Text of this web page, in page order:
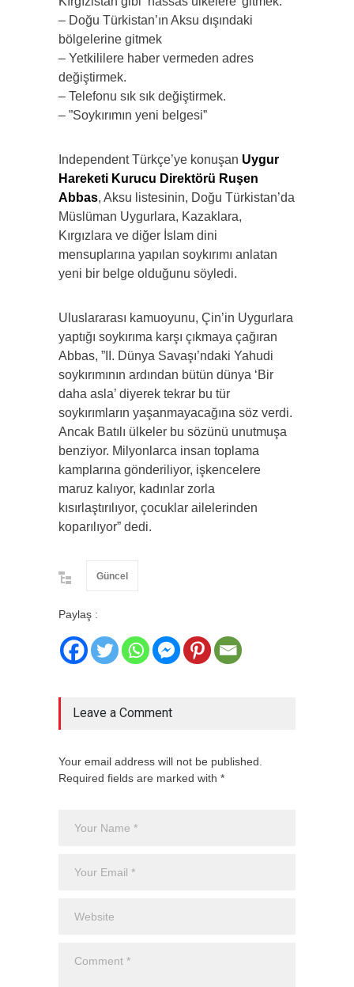
– Doğu Türkistan’ın Aksu dışındaki
bölgelerine gitmek
– Yetkililere haber vermeden adres
değiştirmek.
– Telefonu sık sık değiştirmek.
– ”Soykırımın yeni belgesi”
Independent Türkçe’ye konuşan Uygur
Hareketi Kurucu Direktörü Ruşen
Abbas, Aksu listesinin, Doğu Türkistan’da
Müslüman Uygurlara, Kazaklara,
Kırgızlara ve diğer İslam dini
mensuplarına yapılan soykırımı anlatan
yeni bir belge olduğunu söyledi.
Uluslararası kamuoyunu, Çin’in Uygurlara
yaptığı soykırıma karşı çıkmaya çağıran
Abbas, ”II. Dünya Savaşı’ndaki Yahudi
soykırımının ardından bütün dünya ‘Bir
daha asla’ diyerek tekrar bu tür
soykırımların yaşanmayacağına söz verdi.
Ancak Batılı ülkeler bu sözünü unutmuşa
benziyor. Milyonlarca insan toplama
kamplarına gönderiliyor, işkencelere
maruz kalıyor, kadınlar zorla
kısırlaştırılıyor, çocuklar ailelerinden
koparılıyor” dedi.
Güncel
Paylaş :
Leave a Comment
Your email address will not be published.
Required fields are marked with *